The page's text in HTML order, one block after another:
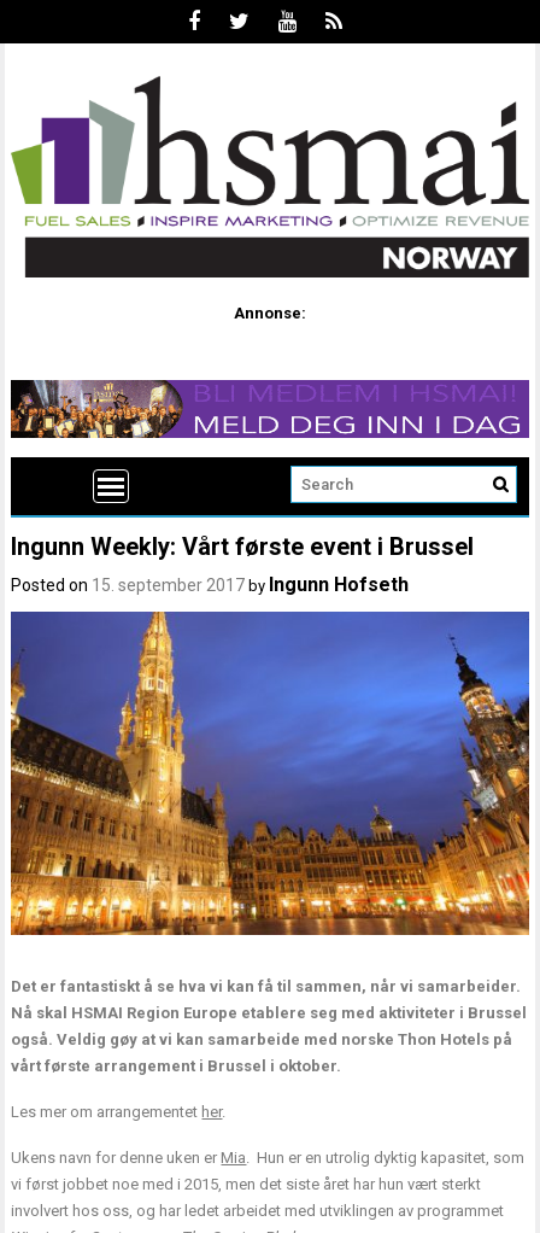
Annonse:
Ingunn Weekly: Vårt første event i Brussel
Posted on 15. september 2017 by Ingunn Hofseth
Det er fantastiskt å se hva vi kan få til sammen, når vi samarbeider.
Nå skal HSMAI Region Europe etablere seg med aktiviteter i Brussel
også. Veldig gøy at vi kan samarbeide med norske Thon Hotels på
vårt første arrangement i Brussel i oktober.
Les mer om arrangementet her.
Ukens navn for denne uken er Mia. Hun er en utrolig dyktig kapasitet, som
vi først jobbet noe med i 2015, men det siste året har hun vært sterkt
involvert hos oss, og har ledet arbeidet med utviklingen av programmet